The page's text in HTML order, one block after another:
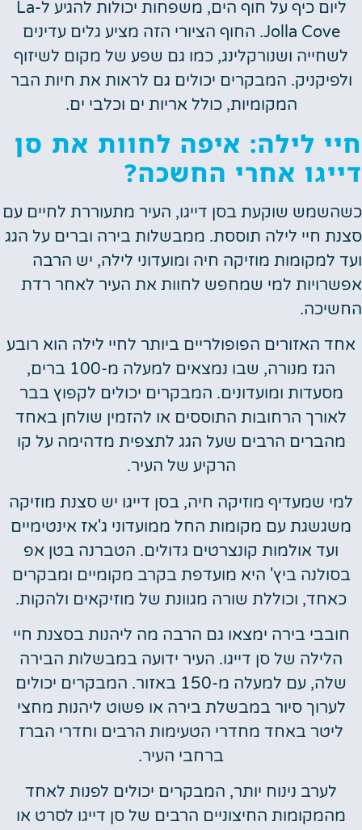
ליום כיף על חוף הים, משפחות יכולות להגיע ל-La
Jolla Cove. החוף הציורי הזה מציע גלים עדינים
ושנורקלינג, כמו גם שפע של מקום לשיזוף
המבקרים יכולים גם לראות את חיות הבר
המקומיות, כולל אריות ים וכלבי ים.
לילה: איפה לחוות את סן
אחרי החשכה?
שוקעת בסן דייגו, העיר מתעוררת לחיים עם
חיי לילה תוססת. ממבשלות בירה וברים על הגג
למקומות מוזיקה חיה ומועדוני לילה, יש הרבה
למי שמחפש לחוות את העיר לאחר רדת
האזורים הפופולריים ביותר לחיי לילה הוא רובע
הגז מנורה, שבו נמצאים למעלה מ-100 ברים,
מסעדות ומועדונים. המבקרים יכולים לקפוץ בבר
הרחובות התוססים או להזמין שולחן באחד
הרבים שעל הגג לתצפית מדהימה על קו
הרקיע של העיר.
שמעדיף מוזיקה חיה, בסן דייגו יש סצנת מוזיקה
עם מקומות החל ממועדוני ג'אז אינטימיים
ועד אולמות קונצרטים גדולים. הטברנה בטן אפ
ביץ' היא מועדפת בקרב מקומיים ומבקרים
וכוללת שורה מגוונת של מוזיקאים ולהקות.
בירה ימצאו גם הרבה מה ליהנות בסצנת חיי
הלילה של סן דייגו. העיר ידועה במבשלות הבירה
שלה, עם למעלה מ-150 באזור. המבקרים יכולים
סיור במבשלת בירה או פשוט ליהנות מחצי
ליטר באחד מחדרי הטעימות הרבים וחדרי הברז
ברחבי העיר.
לערב נינוח יותר, המבקרים יכולים לפנות לאחד
החיצוניים הרבים של סן דייגו לסרט או